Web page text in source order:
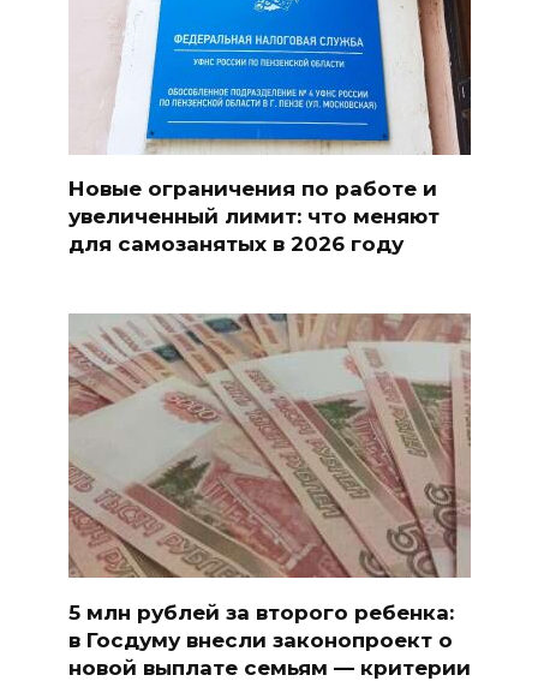
Новые ограничения по работе и
увеличенный лимит: что меняют
для самозанятых в 2026 году
5 млн рублей за второго ребенка:
в Госдуму внесли законопроект о
новой выплате семьям — критерии